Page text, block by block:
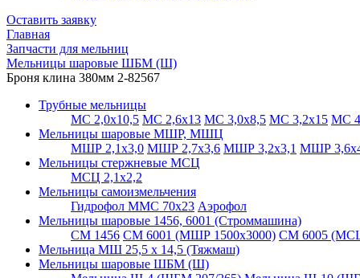
Оставить заявку
Главная
Запчасти для мельниц
Мельницы шаровые ШБМ (Ш)
Броня клина 380мм 2-82567
Трубные мельницы
МС 2,0х10,5 МС 2,6х13 МС 3,0х8,5 МС 3,2х15 МС
Мельницы шаровые МШР, МШЦ
МШР 2,1х3,0 МШР 2,7х3,6 МШР 3,2х3,1 МШР
Мельницы стержневые МСЦ
МСЦ 2,1х2,2
Мельницы самоизмельчения
Гидрофол ММС 70х23 Аэрофол
Мельницы шаровые 1456, 6001 (Строммашина)
СМ 1456 СМ 6001 (МШР 1500х3000) СМ 6005
Мельница МШ 25,5 х 14,5 (Тяжмаш)
Мельницы шаровые ШБМ (Ш)